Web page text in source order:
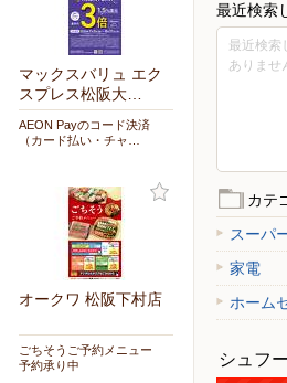
マックスバリュ エク
スプレス松阪大…
AEON Payのコード決済
（カード払い・チャ…
オークワ 松阪下村店
ごちそうご予約メニュー
予約承り中
最近検索
最近検索
ありませ
カテ
スーパ
家電
ホーム
シュフ